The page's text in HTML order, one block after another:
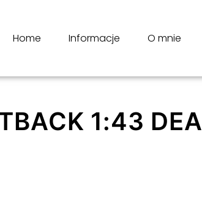
Home Informacje O mnie
1:43 DEA